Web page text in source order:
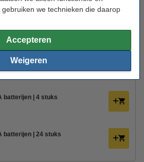
we technieken die daarop
Accepteren
Weigeren
uw oude apparaat
voor Deluxe HomeArt led
batterijen | 4 stuks
batterijen | 24 stuks